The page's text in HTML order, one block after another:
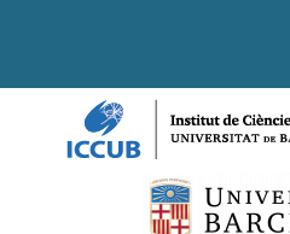
Logos footer